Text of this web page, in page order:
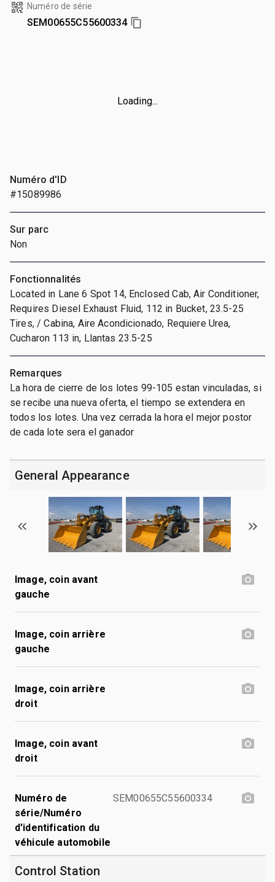
Numéro de série
SEM00655C55600334
Loading...
Numéro d'ID
#15089986
Sur parc
Non
Fonctionnalités
Located in Lane 6 Spot 14, Enclosed Cab, Air Conditioner,
Requires Diesel Exhaust Fluid, 112 in Bucket, 23.5-25
Tires, / Cabina, Aire Acondicionado, Requiere Urea,
Cucharon 113 in, Llantas 23.5-25
Remarques
La hora de cierre de los lotes 99-105 estan vinculadas, si
se recibe una nueva oferta, el tiempo se extendera en
todos los lotes. Una vez cerrada la hora el mejor postor
de cada lote sera el ganador
General Appearance
Image, coin avant
gauche
Image, coin arrière
gauche
Image, coin arrière
droit
Image, coin avant
droit
Numéro de
série/Numéro
d'identification du
véhicule automobile
SEM00655C55600334
Control Station